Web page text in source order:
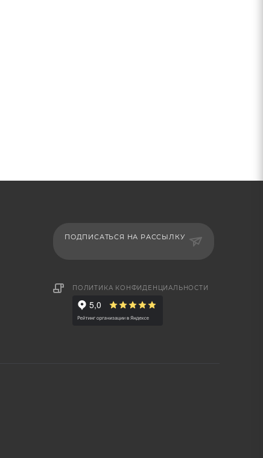
ПОДПИСАТЬСЯ НА РАССЫЛКУ
ПОЛИТИКА КОНФИДЕНЦИАЛЬНОСТИ